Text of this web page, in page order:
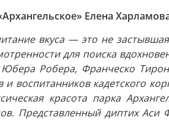
Елена
вкуса — это не
для поиска
Робера, Франческо
воспитанников кадетского
красота парка
Представленный диптих Аси